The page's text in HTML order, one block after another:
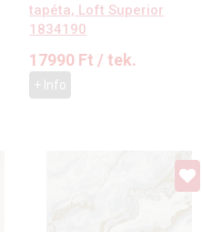
tapéta, Loft Superior
1834190
17990 Ft / tek.
+ Info